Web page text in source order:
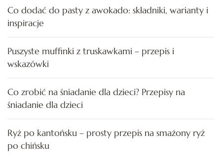
Co dodać do pasty z awokado: składniki, warianty i
inspiracje
Puszyste muffinki z truskawkami – przepis i
wskazówki
Co zrobić na śniadanie dla dzieci? Przepisy na
śniadanie dla dzieci
Ryż po kantońsku – prosty przepis na smażony ryż
po chińsku